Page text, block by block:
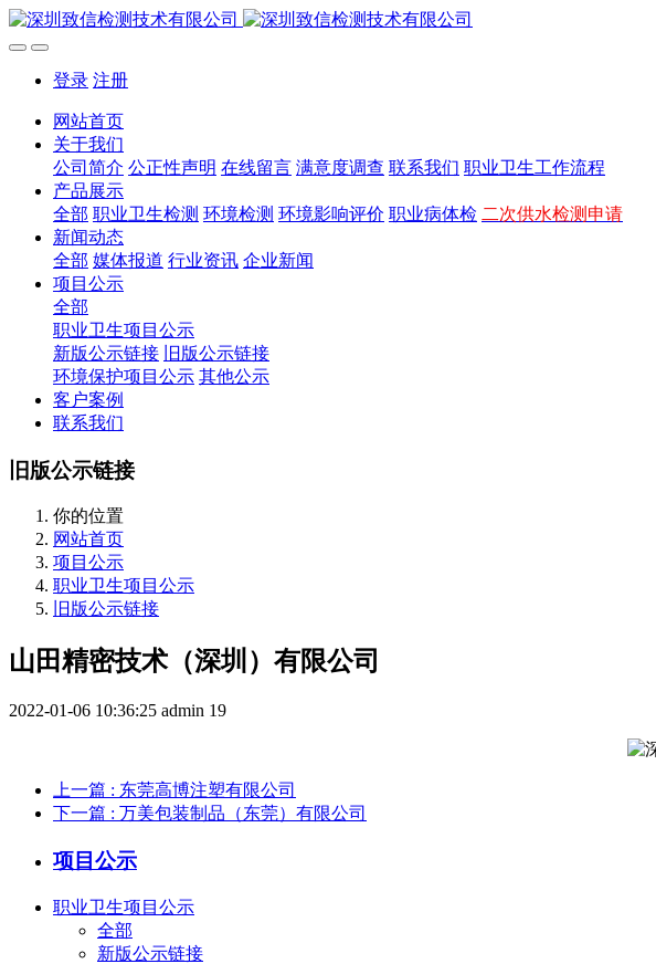
登录 注册
网站首页
关于我们
公司简介 公正性声明 在线留言 满意度调查 联系我们 职业卫生工作流程
产品展示
全部 职业卫生检测 环境检测 环境影响评价 职业病体检 二次供水检测申请
新闻动态
全部 媒体报道 行业资讯 企业新闻
项目公示
全部
职业卫生项目公示
新版公示链接
旧版公示链接
环境保护项目公示 其他公示
客户案例
联系我们
旧版公示链接
你的位置
网站首页
项目公示
职业卫生项目公示
旧版公示链接
山田精密技术（深圳）有限公司
2022-01-06 10:36:25 admin 19
上一篇 : 东莞高博注塑有限公司
下一篇 : 万美包装制品（东莞）有限公司
项目公示
职业卫生项目公示
全部
新版公示链接